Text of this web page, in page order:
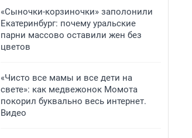
«Сыночки-корзиночки» заполонили
Екатеринбург: почему уральские
парни массово оставили жен без
цветов
«Чисто все мамы и все дети на
свете»: как медвежонок Момота
покорил буквально весь интернет.
Видео